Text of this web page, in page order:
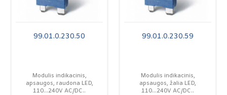
99.01.0.230.50
Modulis indikacinis,
apsaugos, raudona LED,
110...240V AC/DC..
99.01.0.230.59
Modulis indikacinis,
apsaugos, žalia LED,
110...240V AC/DC..